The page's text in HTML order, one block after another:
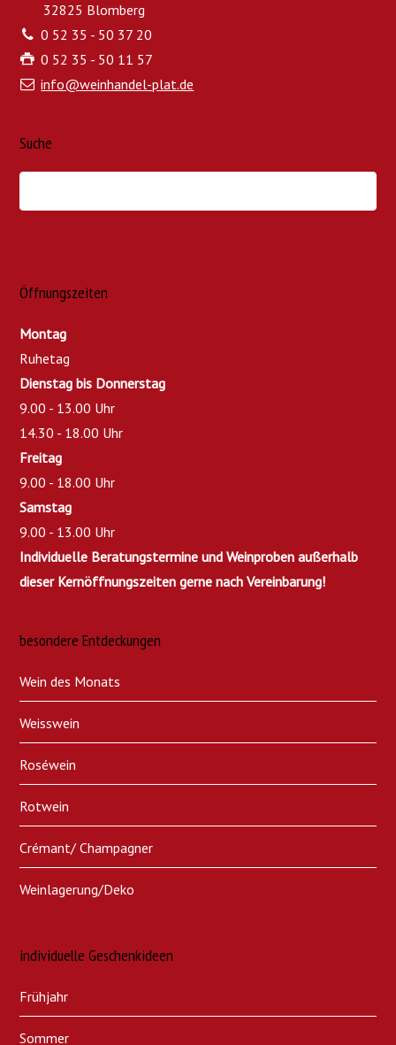
32825 Blomberg
0 52 35 - 50 37 20
0 52 35 - 50 11 57
info@weinhandel-plat.de
Suche
Öffnungszeiten
Montag
Ruhetag
Dienstag bis Donnerstag
9.00 - 13.00 Uhr
14.30 - 18.00 Uhr
Freitag
9.00 - 18.00 Uhr
Samstag
9.00 - 13.00 Uhr
Individuelle Beratungstermine und Weinproben außerhalb
dieser Kernöffnungszeiten gerne nach Vereinbarung!
besondere Entdeckungen
Wein des Monats
Weisswein
Roséwein
Rotwein
Crémant/ Champagner
Weinlagerung/Deko
individuelle Geschenkideen
Frühjahr
Sommer